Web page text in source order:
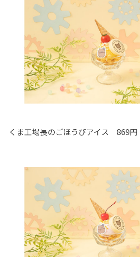
くま工場長のごほうびアイス 869円